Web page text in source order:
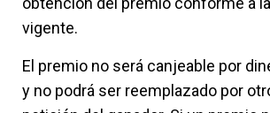
vigente.
El premio no será canjeable por
y no podrá ser reemplazado por